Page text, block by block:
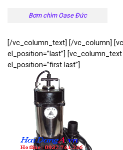
Bơm chìm Oase Đức
[/vc_column_text] [/vc_column]
el_position=”last”] [vc_column_text
el_position=”first last”]